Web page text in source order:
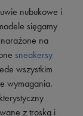
nubukowe i
sięgamy
na
sneakersy
wszystkim
wymagania.
z troską i